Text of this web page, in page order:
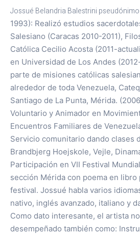
Jossué Belandria Balestrini
1993): Realizó estudios
Salesiano (Caracas 2010-2011),
Católica Cecilio Acosta (2011-
en Universidad de Los Andes
parte de misiones católicas
alrededor de toda Venezuela,
Santiago de La Punta, Mérida.
Voluntario y Animador en
Encuentros Familiares de
Servicio comunitario dando clases
Brandbjerg Hoejskole, Vejle,
Participación en VII Festival
sección Mérida con poema en
festival. Jossué habla varios
nativo, inglés avanzado, italiano y
Como dato interesante, el artista
desempeñado también como: